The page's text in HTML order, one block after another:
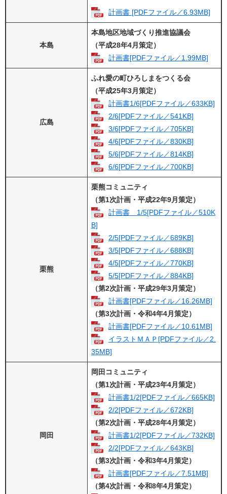
計画書 [PDFファイル／6.93MB]
本島
本島地区地域づくり推進協議会
（平成28年4月策定）
計画書[PDFファイル／1.99MB]
広島
ふれ愛の町ひろしまをつくる会
（平成25年3月策定）
計画書1/6[PDFファイル／633KB]
2/6[PDFファイル／541KB]
3/6[PDFファイル／705KB]
4/6[PDFファイル／830KB]
5/6[PDFファイル／814KB]
6/6[PDFファイル／700KB]
栗熊
栗熊コミュニティ
（第1次計画・平成22年9月策定）
計画書 1/5[PDFファイル／510K
B]
2/5[PDFファイル／689KB]
3/5[PDFファイル／688KB]
4/5[PDFファイル／770KB]
5/5[PDFファイル／884KB]
（第2次計画・平成29年3月策定）
計画書[PDFファイル／16.26MB]
（第3次計画・令和4年4月策定）
計画書[PDFファイル／10.61MB]
イラストＭＡＰ[PDFファイル／2.
35MB]
岡田
岡田コミュニティ
（第1次計画・平成23年4月策定）
計画書1/2[PDFファイル／665KB]
2/2[PDFファイル／672KB]
（第2次計画・平成28年4月策定）
計画書1/2[PDFファイル／732KB]
2/2[PDFファイル／643KB]
（第3次計画・令和3年4月策定）
計画書[PDFファイル／7.51MB]
（第4次計画・令和8年4月策定）